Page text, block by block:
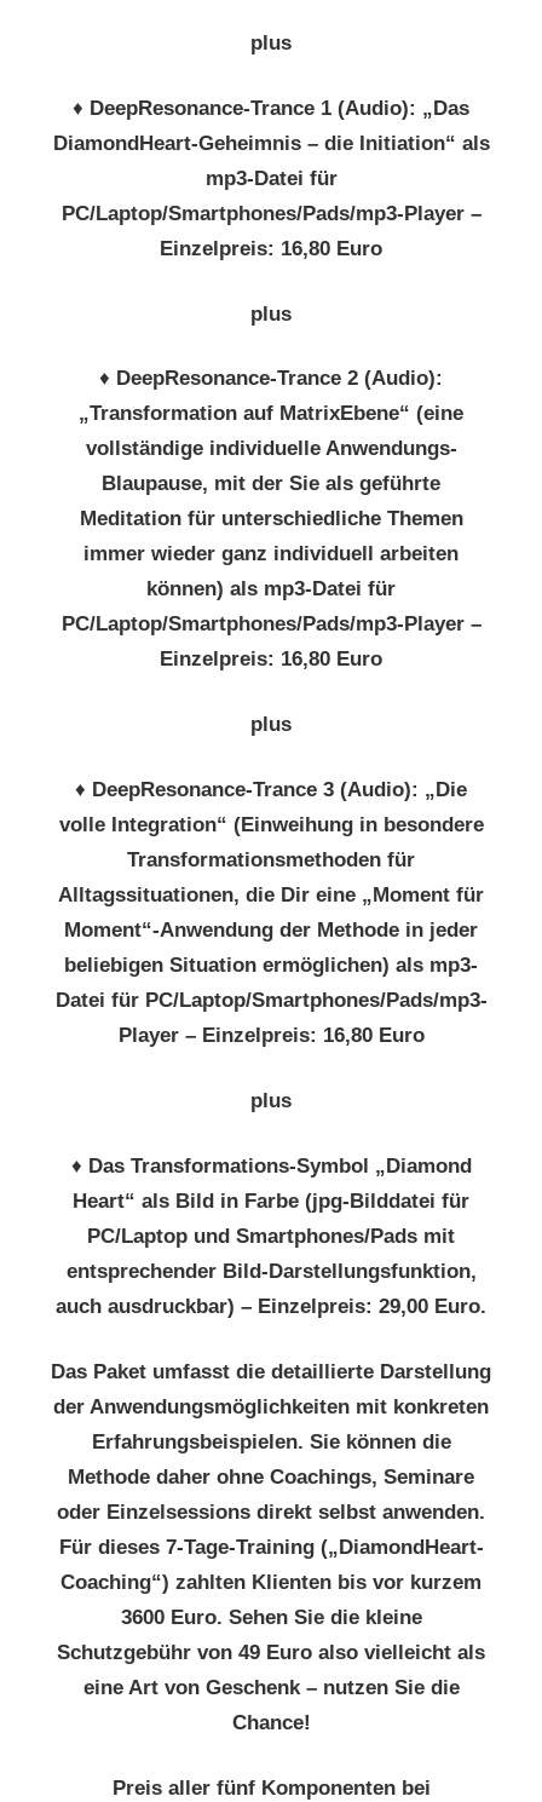
plus
♦ DeepResonance-Trance 1 (Audio): „Das
DiamondHeart-Geheimnis – die Initiation“ als
mp3-Datei für
PC/Laptop/Smartphones/Pads/mp3-Player –
Einzelpreis: 16,80 Euro
plus
♦ DeepResonance-Trance 2 (Audio):
„Transformation auf MatrixEbene“ (eine
vollständige individuelle Anwendungs-
Blaupause, mit der Sie als geführte
Meditation für unterschiedliche Themen
immer wieder ganz individuell arbeiten
können) als mp3-Datei für
PC/Laptop/Smartphones/Pads/mp3-Player –
Einzelpreis: 16,80 Euro
plus
♦ DeepResonance-Trance 3 (Audio): „Die
volle Integration“ (Einweihung in besondere
Transformationsmethoden für
Alltagssituationen, die Dir eine „Moment für
Moment“-Anwendung der Methode in jeder
beliebigen Situation ermöglichen) als mp3-
Datei für PC/Laptop/Smartphones/Pads/mp3-
Player – Einzelpreis: 16,80 Euro
plus
♦ Das Transformations-Symbol „Diamond
Heart“ als Bild in Farbe (jpg-Bilddatei für
PC/Laptop und Smartphones/Pads mit
entsprechender Bild-Darstellungsfunktion,
auch ausdruckbar) – Einzelpreis: 29,00 Euro.
Das Paket umfasst die detaillierte Darstellung
der Anwendungsmöglichkeiten mit konkreten
Erfahrungsbeispielen. Sie können die
Methode daher ohne Coachings, Seminare
oder Einzelsessions direkt selbst anwenden.
Für dieses 7-Tage-Training („DiamondHeart-
Coaching“) zahlten Klienten bis vor kurzem
3600 Euro. Sehen Sie die kleine
Schutzgebühr von 49 Euro also vielleicht als
eine Art von Geschenk – nutzen Sie die
Chance!
Preis aller fünf Komponenten bei